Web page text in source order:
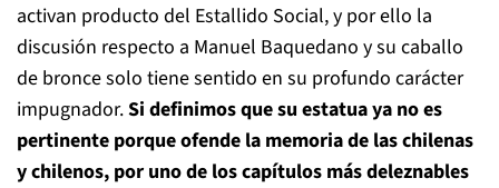
activan producto del Estallido Social, y por ello la
discusión respecto a Manuel Baquedano y su caballo
de bronce solo tiene sentido en su profundo carácter
impugnador.Si definimos que su estatua ya no es
pertinente porque ofende la memoria de las chilenas
y chilenos, por uno de los capítulos más deleznables